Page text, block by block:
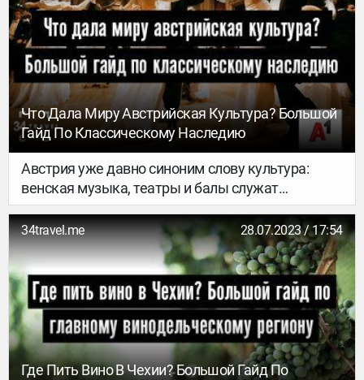
пейзажами. Рассказываем все подробности о
регионе – как добраться, где жить и чем
развлекаться.
Что Дала Миру Австрийская Культура? Большой
Гайд По Классическому Наследию
Австрия уже давно синоним слову культура:
венская музыка, театры и балы служат
примером для всего мира. А сколько знакомств
тут можно завести: Моцарт, Штраус, Габсбурги и
даже Крампус! Чтобы знакомства были
увлекательными и по делу, вместе с компанией
А1 мы собрали для тебя список мест, которые
расскажут все, что тебе надо знать об
австрийской культуре – музеи, архитектура,
музыка, традиции и важные фестивали.
34travel.me 28.07.2023 / 17:54
Где Пить Вино В Чехии? Большой Гайд По